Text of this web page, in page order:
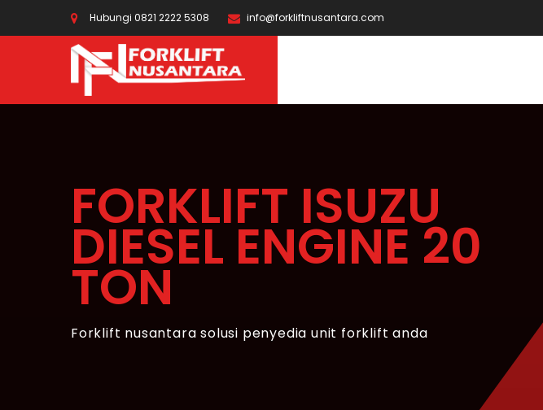
Hubungi 0821 2222 5308 info@forkliftnusantara.com
FORKLIFT ISUZU
DIESEL ENGINE 20
TON
Forklift nusantara solusi penyedia unit forklift anda